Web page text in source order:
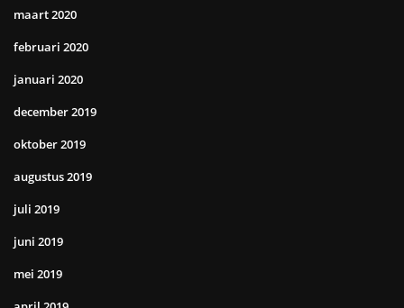
maart 2020
februari 2020
januari 2020
december 2019
oktober 2019
augustus 2019
juli 2019
juni 2019
mei 2019